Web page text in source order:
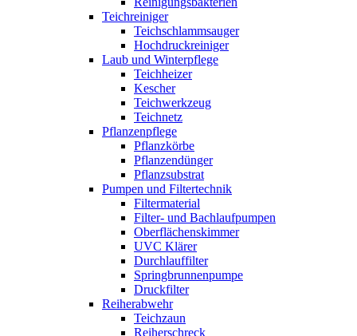
Teichreiniger
Teichschlammsauger
Hochdruckreiniger
Laub und Winterpflege
Teichheizer
Kescher
Teichwerkzeug
Teichnetz
Pflanzenpflege
Pflanzkörbe
Pflanzendünger
Pflanzsubstrat
Pumpen und Filtertechnik
Filtermaterial
Filter- und Bachlaufpumpen
Oberflächenskimmer
UVC Klärer
Durchlauffilter
Springbrunnenpumpe
Druckfilter
Reiherabwehr
Teichzaun
Reiherschreck